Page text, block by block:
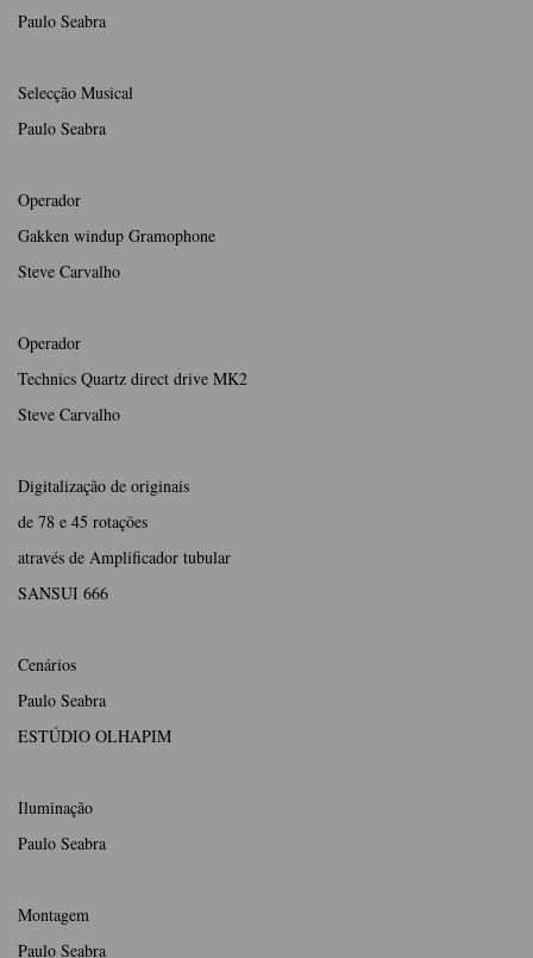
Paulo Seabra
Selecção Musical
Paulo Seabra
Operador
Gakken windup Gramophone
Steve Carvalho
Operador
Technics Quartz direct drive MK2
Steve Carvalho
Digitalização de originais
de 78 e 45 rotações
através de Amplificador tubular
SANSUI 666
Cenários
Paulo Seabra
ESTÚDIO OLHAPIM
Iluminação
Paulo Seabra
Montagem
Paulo Seabra